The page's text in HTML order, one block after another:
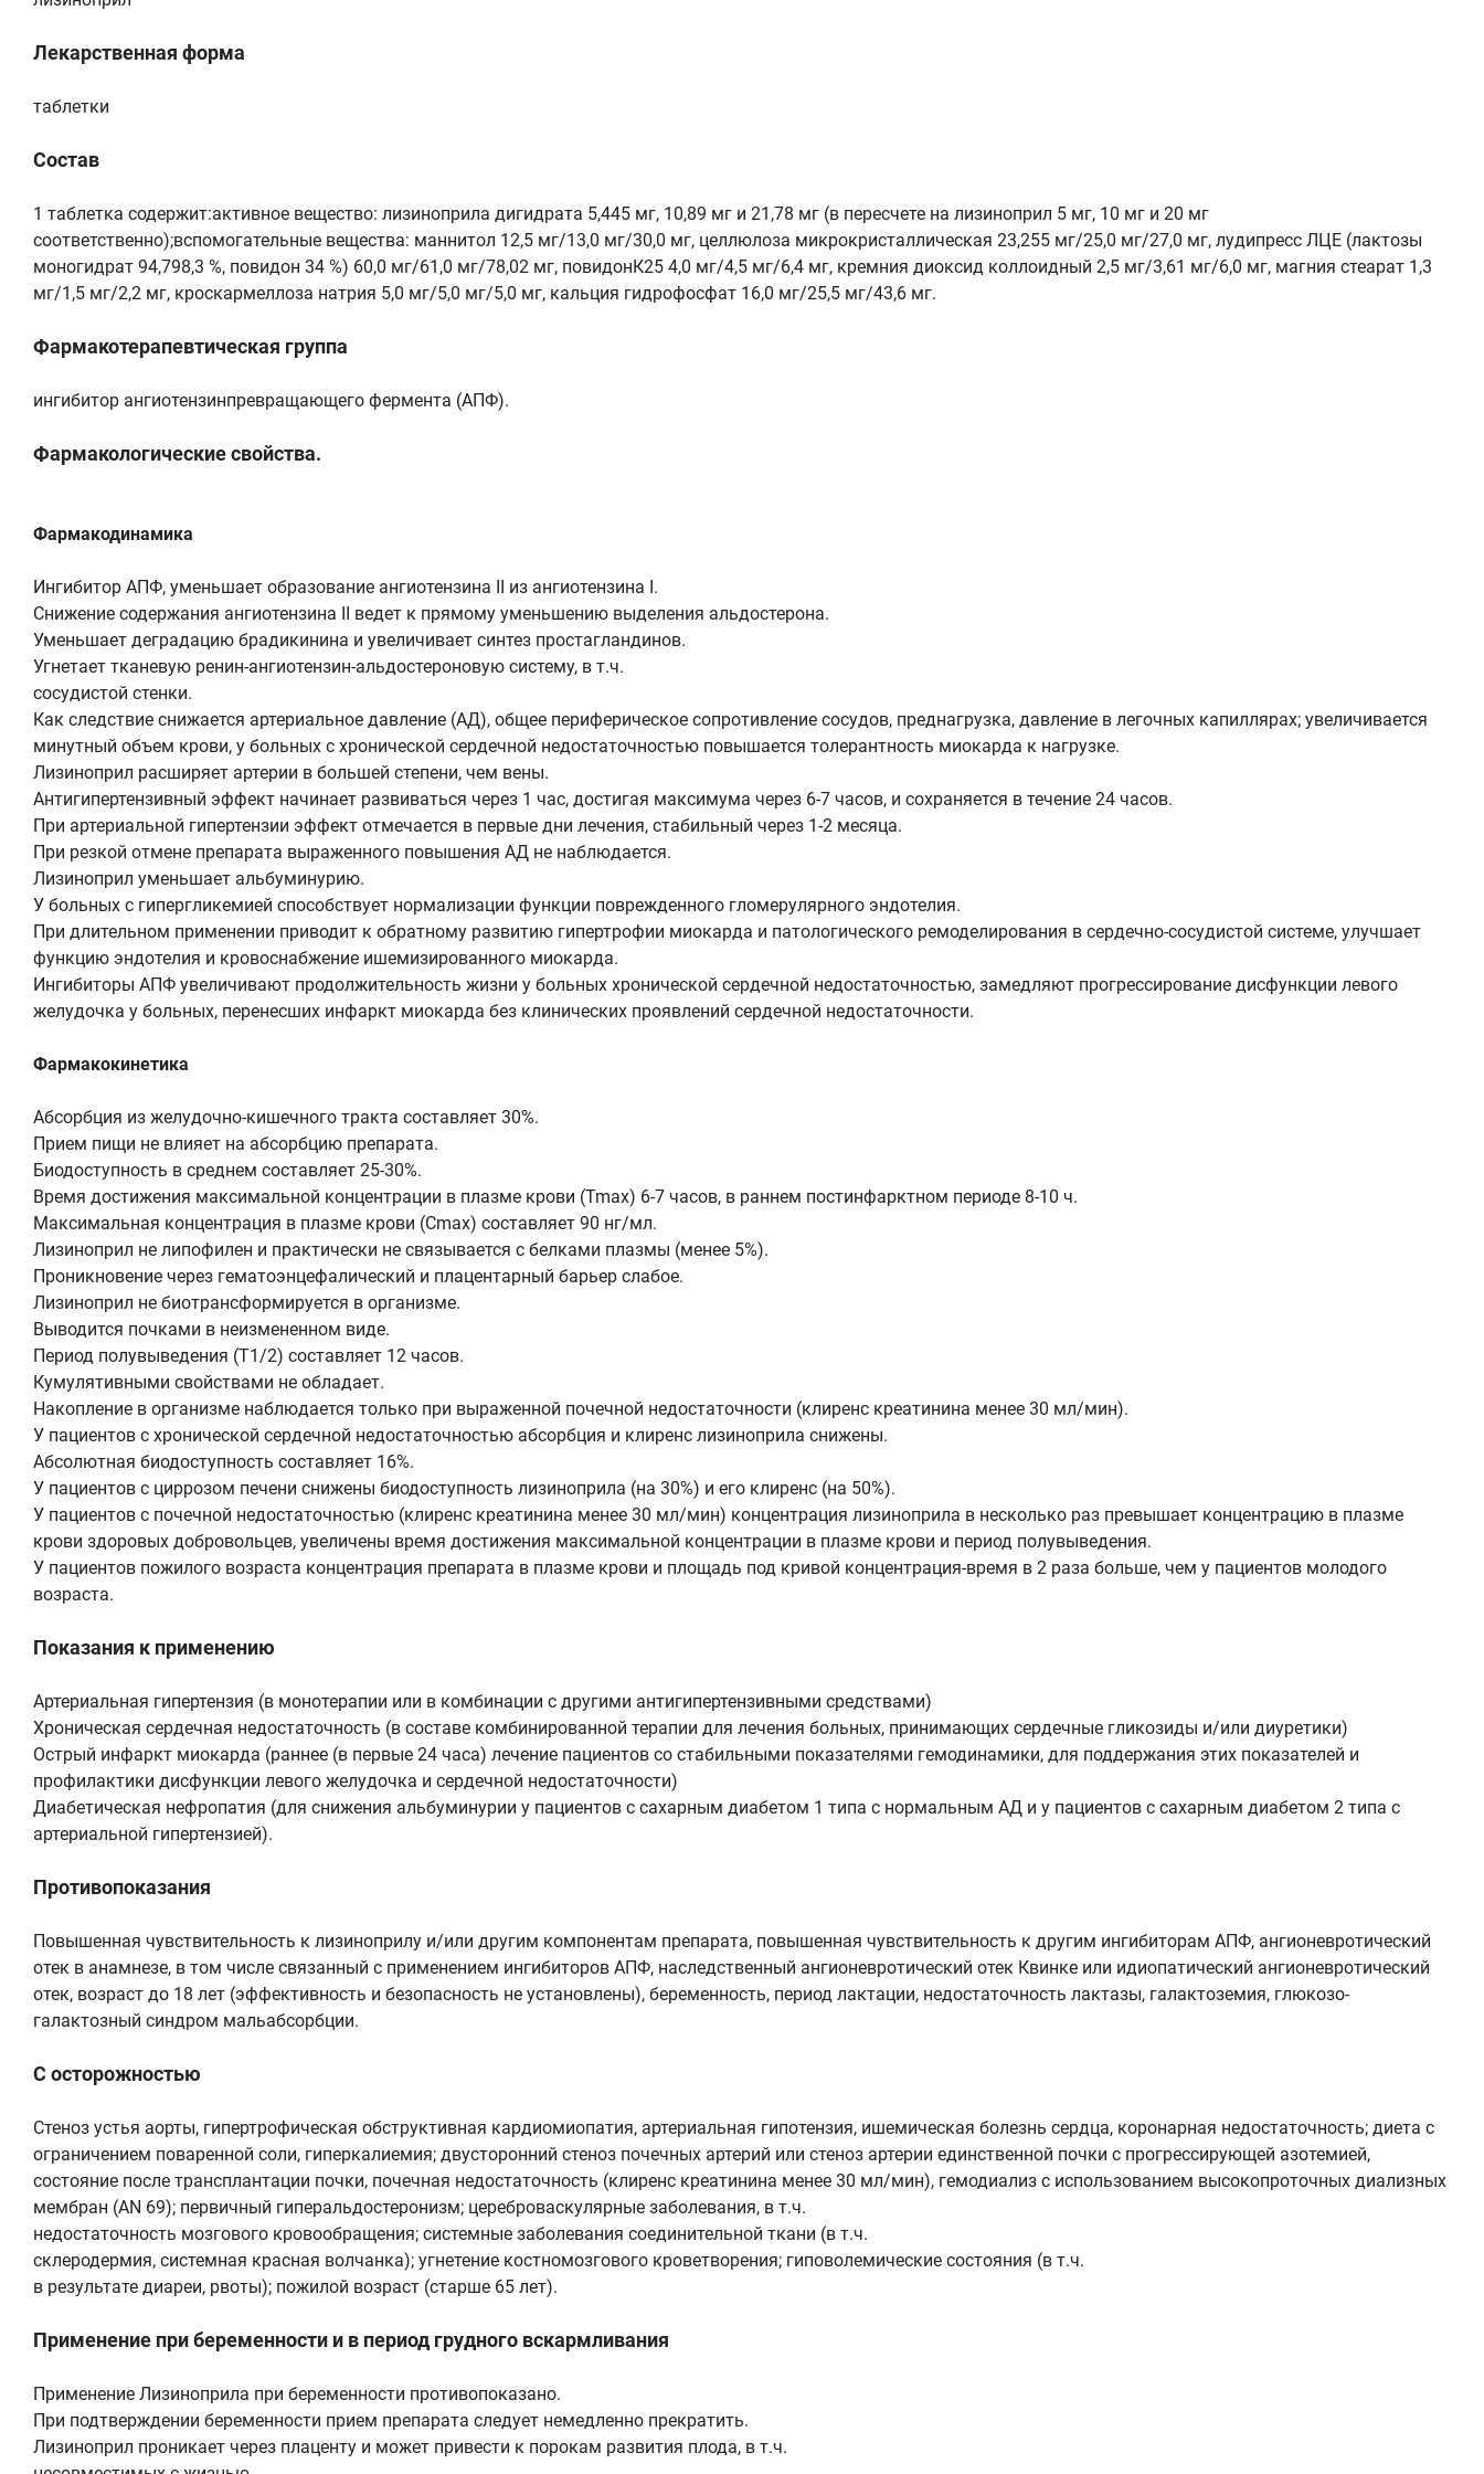
Лекарственная форма
таблетки
Состав
1 таблетка содержит:активное вещество: лизиноприла дигидрата 5,445 мг, 10,89 мг и 21,78 мг (в пересчете на лизиноприл 5 мг, 10 мг и 20 мг
соответственно);вспомогательные вещества: маннитол 12,5 мг/13,0 мг/30,0 мг, целлюлоза микрокристаллическая 23,255 мг/25,0 мг/27,0 мг, лудипресс ЛЦЕ (лактозы
моногидрат 94,798,3 %, повидон 34 %) 60,0 мг/61,0 мг/78,02 мг, повидонК25 4,0 мг/4,5 мг/6,4 мг, кремния диоксид коллоидный 2,5 мг/3,61 мг/6,0 мг, магния стеарат 1,3
мг/1,5 мг/2,2 мг, кроскармеллоза натрия 5,0 мг/5,0 мг/5,0 мг, кальция гидрофосфат 16,0 мг/25,5 мг/43,6 мг.
Фармакотерапевтическая группа
ингибитор ангиотензинпревращающего фермента (АПФ).
Фармакологические свойства.
Фармакодинамика
Ингибитор АПФ, уменьшает образование ангиотензина II из ангиотензина I.
Снижение содержания ангиотензина II ведет к прямому уменьшению выделения альдостерона.
Уменьшает деградацию брадикинина и увеличивает синтез простагландинов.
Угнетает тканевую ренин-ангиотензин-альдостероновую систему, в т.ч.
сосудистой стенки.
Как следствие снижается артериальное давление (АД), общее периферическое сопротивление сосудов, преднагрузка, давление в легочных капиллярах; увеличивается
минутный объем крови, у больных с хронической сердечной недостаточностью повышается толерантность миокарда к нагрузке.
Лизиноприл расширяет артерии в большей степени, чем вены.
Антигипертензивный эффект начинает развиваться через 1 час, достигая максимума через 6-7 часов, и сохраняется в течение 24 часов.
При артериальной гипертензии эффект отмечается в первые дни лечения, стабильный через 1-2 месяца.
При резкой отмене препарата выраженного повышения АД не наблюдается.
Лизиноприл уменьшает альбуминурию.
У больных с гипергликемией способствует нормализации функции поврежденного гломерулярного эндотелия.
При длительном применении приводит к обратному развитию гипертрофии миокарда и патологического ремоделирования в сердечно-сосудистой системе, улучшает
функцию эндотелия и кровоснабжение ишемизированного миокарда.
Ингибиторы АПФ увеличивают продолжительность жизни у больных хронической сердечной недостаточностью, замедляют прогрессирование дисфункции левого
желудочка у больных, перенесших инфаркт миокарда без клинических проявлений сердечной недостаточности.
Фармакокинетика
Абсорбция из желудочно-кишечного тракта составляет 30%.
Прием пищи не влияет на абсорбцию препарата.
Биодоступность в среднем составляет 25-30%.
Время достижения максимальной концентрации в плазме крови (Tmax) 6-7 часов, в раннем постинфарктном периоде 8-10 ч.
Максимальная концентрация в плазме крови (Cmax) составляет 90 нг/мл.
Лизиноприл не липофилен и практически не связывается с белками плазмы (менее 5%).
Проникновение через гематоэнцефалический и плацентарный барьер слабое.
Лизиноприл не биотрансформируется в организме.
Выводится почками в неизмененном виде.
Период полувыведения (Т1/2) составляет 12 часов.
Кумулятивными свойствами не обладает.
Накопление в организме наблюдается только при выраженной почечной недостаточности (клиренс креатинина менее 30 мл/мин).
У пациентов с хронической сердечной недостаточностью абсорбция и клиренс лизиноприла снижены.
Абсолютная биодоступность составляет 16%.
У пациентов с циррозом печени снижены биодоступность лизиноприла (на 30%) и его клиренс (на 50%).
У пациентов с почечной недостаточностью (клиренс креатинина менее 30 мл/мин) концентрация лизиноприла в несколько раз превышает концентрацию в плазме
крови здоровых добровольцев, увеличены время достижения максимальной концентрации в плазме крови и период полувыведения.
У пациентов пожилого возраста концентрация препарата в плазме крови и площадь под кривой концентрация-время в 2 раза больше, чем у пациентов молодого
возраста.
Показания к применению
Артериальная гипертензия (в монотерапии или в комбинации с другими антигипертензивными средствами)
Хроническая сердечная недостаточность (в составе комбинированной терапии для лечения больных, принимающих сердечные гликозиды и/или диуретики)
Острый инфаркт миокарда (раннее (в первые 24 часа) лечение пациентов со стабильными показателями гемодинамики, для поддержания этих показателей и
профилактики дисфункции левого желудочка и сердечной недостаточности)
Диабетическая нефропатия (для снижения альбуминурии у пациентов с сахарным диабетом 1 типа с нормальным АД и у пациентов с сахарным диабетом 2 типа с
артериальной гипертензией).
Противопоказания
Повышенная чувствительность к лизиноприлу и/или другим компонентам препарата, повышенная чувствительность к другим ингибиторам АПФ, ангионевротический
отек в анамнезе, в том числе связанный с применением ингибиторов АПФ, наследственный ангионевротический отек Квинке или идиопатический ангионевротический
отек, возраст до 18 лет (эффективность и безопасность не установлены), беременность, период лактации, недостаточность лактазы, галактоземия, глюкозо-
галактозный синдром мальабсорбции.
С осторожностью
Стеноз устья аорты, гипертрофическая обструктивная кардиомиопатия, артериальная гипотензия, ишемическая болезнь сердца, коронарная недостаточность; диета с
ограничением поваренной соли, гиперкалиемия; двусторонний стеноз почечных артерий или стеноз артерии единственной почки с прогрессирующей азотемией,
состояние после трансплантации почки, почечная недостаточность (клиренс креатинина менее 30 мл/мин), гемодиализ с использованием высокопроточных диализных
мембран (AN 69); первичный гиперальдостеронизм; цереброваскулярные заболевания, в т.ч.
недостаточность мозгового кровообращения; системные заболевания соединительной ткани (в т.ч.
склеродермия, системная красная волчанка); угнетение костномозгового кроветворения; гиповолемические состояния (в т.ч.
в результате диареи, рвоты); пожилой возраст (старше 65 лет).
Применение при беременности и в период грудного вскармливания
Применение Лизиноприла при беременности противопоказано.
При подтверждении беременности прием препарата следует немедленно прекратить.
Лизиноприл проникает через плаценту и может привести к порокам развития плода, в т.ч.